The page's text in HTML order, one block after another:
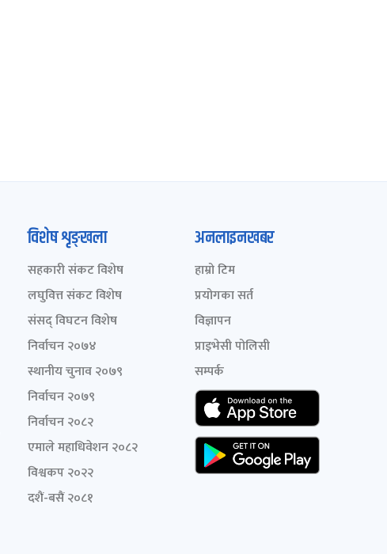
विशेष शृङ्खला
सहकारी संकट विशेष
लघुवित्त संकट विशेष
संसद् विघटन विशेष
निर्वाचन २०७४
स्थानीय चुनाव २०७९
निर्वाचन २०७९
निर्वाचन २०८२
एमाले महाधिवेशन २०८२
विश्वकप २०२२
दशैं-बसैं २०८१
अनलाइनखबर
हाम्रो टिम
प्रयोगका सर्त
विज्ञापन
प्राइभेसी पोलिसी
सम्पर्क